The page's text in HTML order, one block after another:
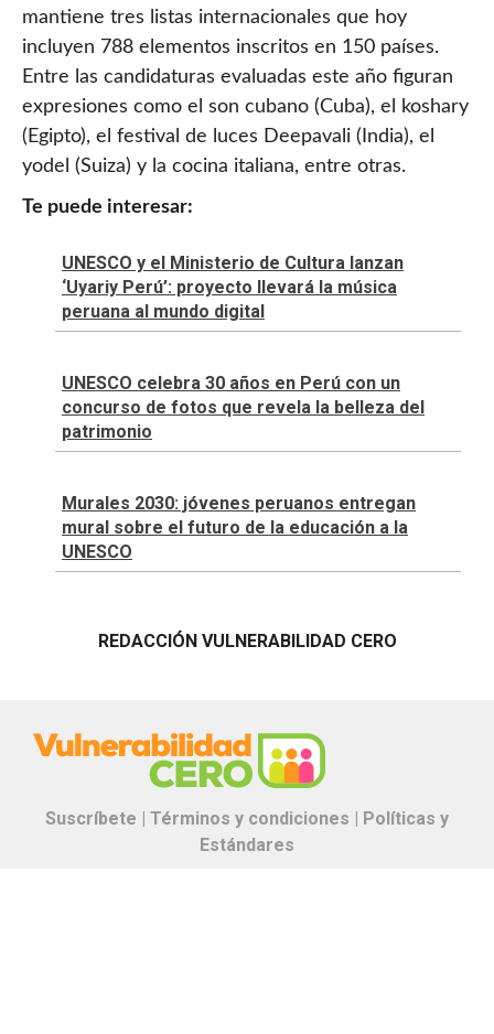
mantiene tres listas internacionales que hoy
incluyen 788 elementos inscritos en 150 países.
Entre las candidaturas evaluadas este año figuran
expresiones como el son cubano (Cuba), el koshary
(Egipto), el festival de luces Deepavali (India), el
yodel (Suiza) y la cocina italiana, entre otras.
Te puede interesar:
UNESCO y el Ministerio de Cultura lanzan
‘Uyariy Perú’: proyecto llevará la música
peruana al mundo digital
UNESCO celebra 30 años en Perú con un
concurso de fotos que revela la belleza del
patrimonio
Murales 2030: jóvenes peruanos entregan
mural sobre el futuro de la educación a la
UNESCO
REDACCIÓN VULNERABILIDAD CERO
Suscríbete | Términos y condiciones |
Políticas y
Estándares